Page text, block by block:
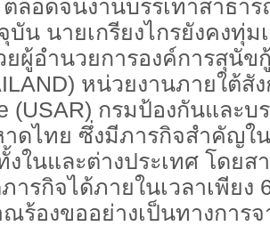
ลอดจนงานบรรเทาสาธา
บัน นายเกรียงไกรยังคงทุ่
ยผู้อำนวยการองค์การสุนัข
หน่วยงานภายใต้สั
(USAR) กรมป้องกันและบ
าดไทย ซึ่งมีภารกิจสำคัญใ
ในและต่างประเทศ โดยส
รกิจได้ภายในเวลาเพียง
ร้องขออย่างเป็นทางการจ